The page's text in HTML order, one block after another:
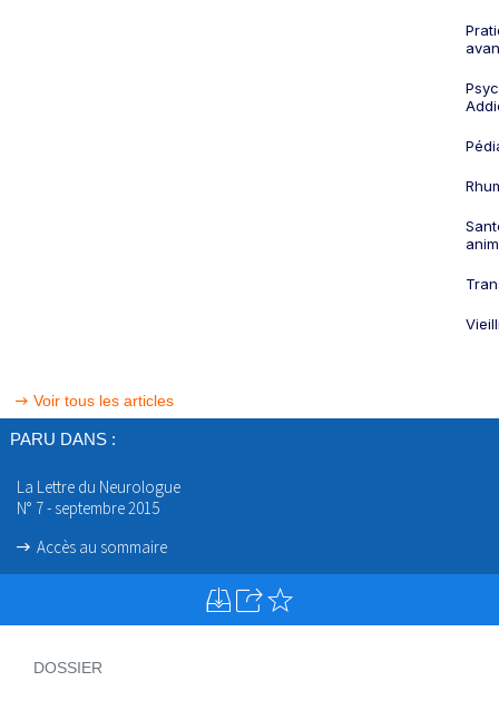
Voir tous les articles
PARU DANS :
La Lettre du Neurologue
N° 7 - septembre 2015
Accès au sommaire
DOSSIER